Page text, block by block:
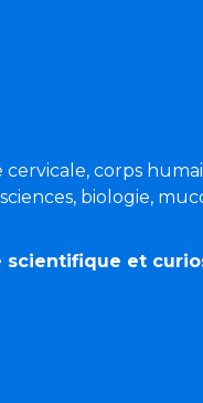
cervicale, corps
biologie,
scientifique et